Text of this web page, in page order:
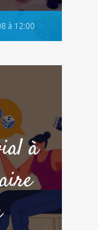
à 12:00
à